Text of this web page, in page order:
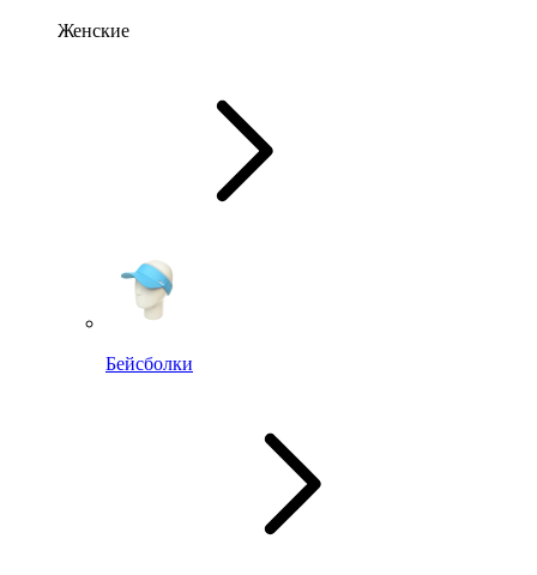
Женские
Бейсболки